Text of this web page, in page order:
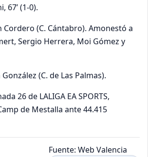
67’ (1-0).
Cordero (C. Cántabro). Amonestó a
Sergio Herrera, Moi Gómez y
(C. de Las Palmas).
26 de LALIGA EA SPORTS,
de Mestalla ante 44.415
Fuente: Web Valencia